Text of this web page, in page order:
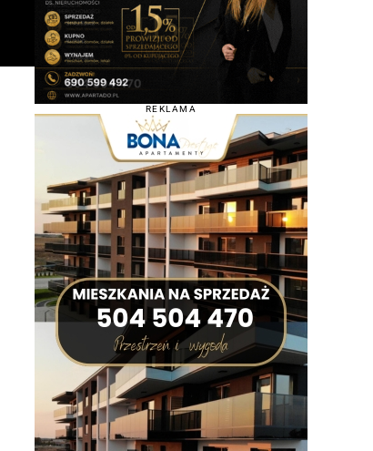
REKLAMA